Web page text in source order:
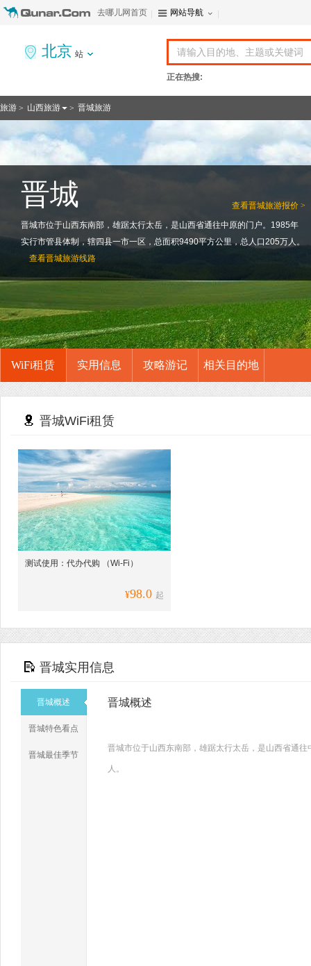
去哪儿网首页 网站导航
北京 站
正在热搜:
旅游 > 山西旅游 > 晋城旅游
查看晋城旅游报价 >
晋城
晋城市位于山西东南部，雄踞太行太岳，是山西省通往中原的门户。1985年
实行市管县体制，辖四县一市一区，总面积9490平方公里，总人口205万人。
查看晋城旅游线路
WiFi租赁 实用信息 攻略游记 相关目的地
晋城WiFi租赁
测试使用：代办代购 （Wi-Fi）
¥98.0 起
晋城实用信息
晋城概述
晋城特色看点
晋城最佳季节
晋城概述
晋城市位于山西东南部，雄踞太行太岳，是山西省通
人。